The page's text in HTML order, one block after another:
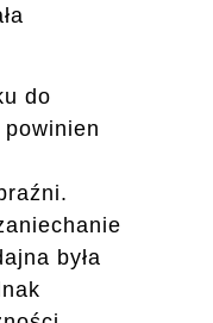
do
była